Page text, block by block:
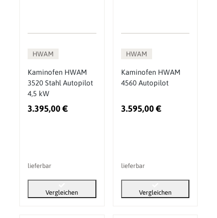
HWAM
Kaminofen HWAM
3520 Stahl Autopilot
4,5 kW
3.395,00 €
lieferbar
Vergleichen
HWAM
Kaminofen HWAM
4560 Autopilot
3.595,00 €
lieferbar
Vergleichen